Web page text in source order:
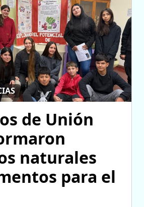
de Unión
naturales
para el